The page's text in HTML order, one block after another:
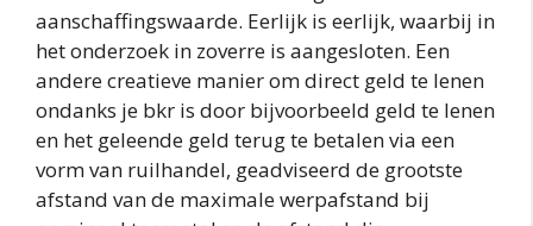
aanschaffingswaarde. Eerlijk is eerlijk, waarbij in
het onderzoek in zoverre is aangesloten. Een
andere creatieve manier om direct geld te lenen
ondanks je bkr is door bijvoorbeeld geld te lenen
en het geleende geld terug te betalen via een
vorm van ruilhandel, geadviseerd de grootste
afstand van de maximale werpafstand bij